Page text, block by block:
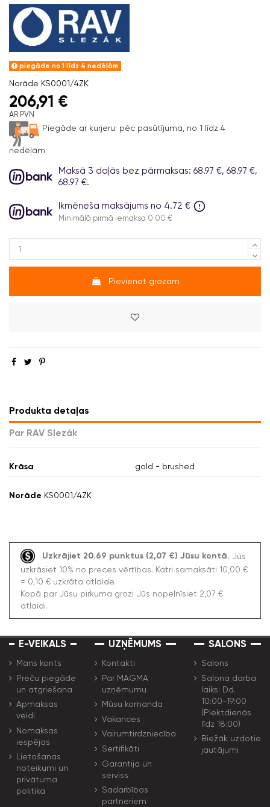
piegāde no 1 līdz 4 nedēļām
Norāde KS0001/4ZK
206,91 €
AR PVN
Piegāde ar kurjeru: pēc pasūtījuma, no 1 līdz 4
nedēļām
Maksā 3 daļās bez pārmaksas: 68.97 €, 68.97 €,
68.97 €.
Ikmēneša maksājums no 4.72 €
Minimālā pirmā iemaksa 0.00 €
Pievienot grozam
Produkta detaļas
Par RAV Slezák
Krāsa gold - brushed
Norāde KS0001/4ZK
Uzkrājiet 20.69 punktus (2,07 €) Jūsu kontā. Jūs
uzkrāsiet 10% no preces vērtības. Katri samaksāti 10,00 €
= 0,10 € uzkrāta atlaide.
Kopā par Jūsu pirkuma grozi Jūs nopelnīsiet 2,07 €
atlaidi.
E-VEIKALS
Mans konts
Preču piegāde
un atgriešana
Apmaksas
veidi
Nomaksas
iespējas
Lietošanas
noteikumi un
privātuma
politika
UZŅĒMUMS
Kontakti
Par MAGMA
uzņēmumu
Mūsu komanda
Vakances
Vairumtirdzniecība
Sertifikāti
Garantija un
serviss
Sadarbības
partneriem
SALONS
Salons
Salona darba
laiks: Dd.
10:00-19:00
(Piektdienās
līdz 18:00)
Biežāk uzdotie
jautājumi